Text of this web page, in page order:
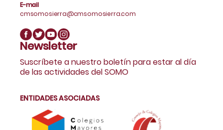
E-mail
cmsomosierra@cmsomosierra.com
Newsletter
Suscríbete a nuestro boletín para estar al día
de las actividades del SOMO
ENTIDADES ASOCIADAS